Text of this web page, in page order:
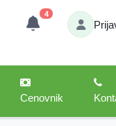
4
Cenovnik